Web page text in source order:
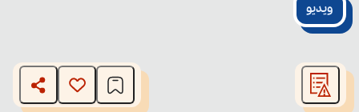
ویدیو
modal
window.
The media could not be loaded, either because the server
or network failed or because the format is not supported.